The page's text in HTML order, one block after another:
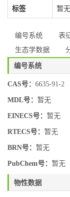
标签 暂无
编号系统 表
生态学数据
编号系统
CAS号： 6635-91-2
MDL号： 暂无
EINECS号： 暂无
RTECS号： 暂无
BRN号： 暂无
PubChem号： 暂无
物性数据